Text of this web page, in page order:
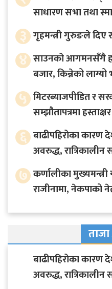
साधारण सभा तथा
३ गृहमन्त्री गुरुङले दिए
४ साउनको आगमनसँगै
बजार, किन्नेको लाग्यो
५ मिटरब्याजपीडित र
सम्झौतापत्रमा
६ बाढीपहिरोका कारण
अवरुद्ध, रात्रिकालीन
७ कर्णालीका
राजीनामा, नेकपाको
बाढीपहिरोका कारण
अवरुद्ध, रात्रिकालीन